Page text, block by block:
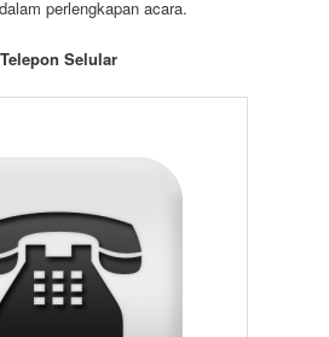
perlengkapan acara.
Telepon Selular